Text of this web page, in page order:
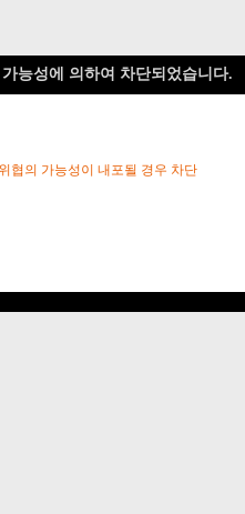
능성에 의하여 차단되었습니다.
협의 가능성이 내포될 경우 차단